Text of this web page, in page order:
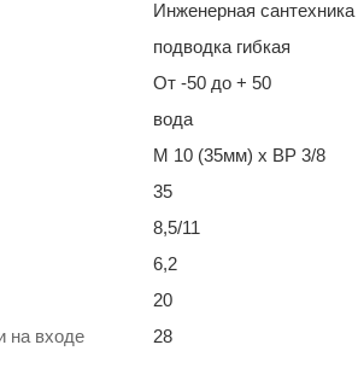
Инженерная сантехника
подводка гибкая
От -50 до + 50
вода
M 10 (35мм) х ВР 3/8
35
8,5/11
6,2
20
на входе
28